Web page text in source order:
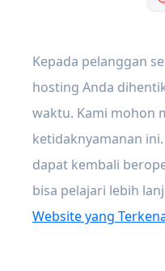
Kepada pelanggan
hosting Anda
waktu. Kami mohon
ketidaknyamanan
dapat kembali
bisa pelajari lebih
Website yang